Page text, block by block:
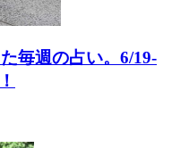
毎週の占い。6/19-